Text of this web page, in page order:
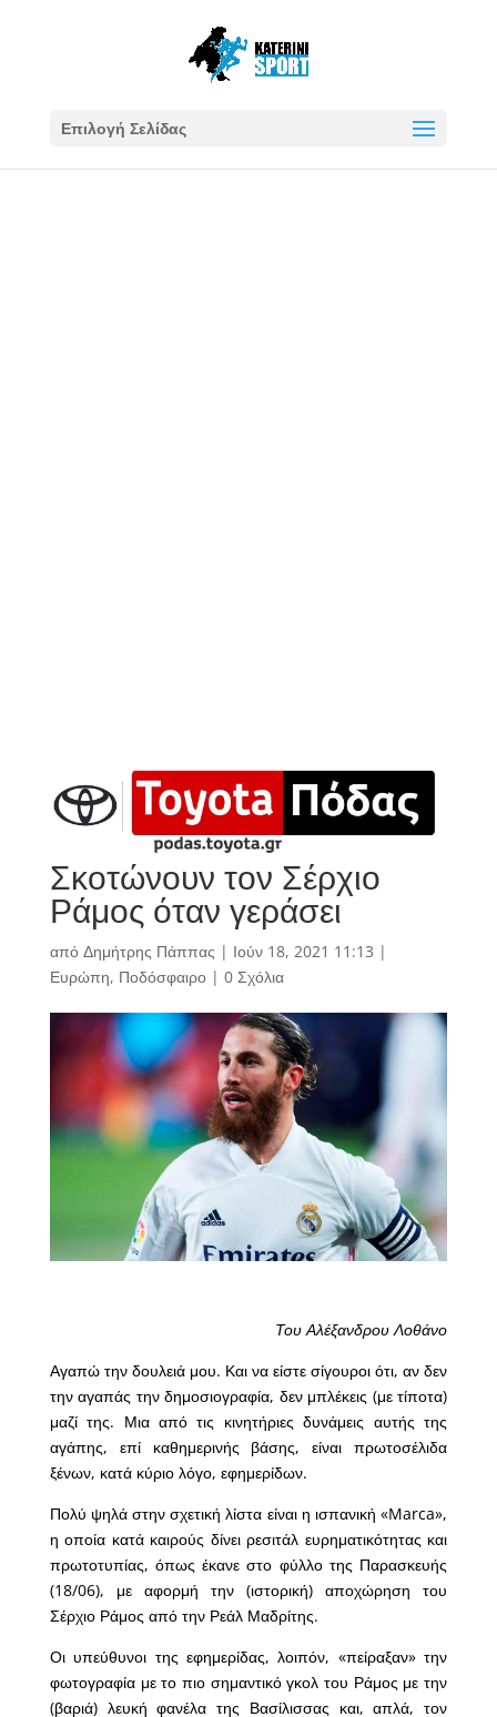
Επιλογή Σελίδας
Σκοτώνουν τον Σέρχιο
Ράμος όταν γεράσει
από Δημήτρης Πάππας | Ιούν 18, 2021 11:13 |
Ευρώπη, Ποδόσφαιρο| 0 Σχόλια
Του Αλέξανδρου Λοθάνο
Αγαπώ την δουλειά μου. Και να είστε σίγουροι ότι, αν δεν
την αγαπάς την δημοσιογραφία, δεν μπλέκεις (με τίποτα)
μαζί της. Μια από τις κινητήριες δυνάμεις αυτής της
αγάπης, επί καθημερινής βάσης, είναι πρωτοσέλιδα
ξένων, κατά κύριο λόγο, εφημερίδων.
Πολύ ψηλά στην σχετική λίστα είναι η ισπανική «Marca»,
η οποία κατά καιρούς δίνει ρεσιτάλ ευρηματικότητας και
πρωτοτυπίας, όπως έκανε στο φύλλο της Παρασκευής
(18/06), με αφορμή την (ιστορική) αποχώρηση του
Σέρχιο Ράμος από την Ρεάλ Μαδρίτης.
Οι υπεύθυνοι της εφημερίδας, λοιπόν, «πείραξαν» την
φωτογραφία με το πιο σημαντικό γκολ του Ράμος με την
(βαριά) λευκή φανέλα της Βασίλισσας και, απλά, τον